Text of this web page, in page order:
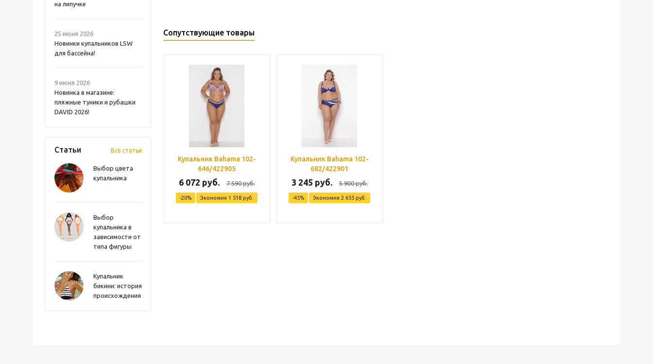
на липучке
25 июня 2026
Новинки купальников LSW
для бассейна!
9 июня 2026
Новинка в магазине:
пляжные туники и рубашки
DAVID 2026!
Статьи Все статьи
Выбор цвета
купальника
Выбор
купальника в
зависимости от
типа фигуры
Купальник
бикини: история
происхождения
Сопутствующие товары
Купальник Bahama 102-
646/422905
6 072 руб. 7 590 руб.
-20% Экономия 1 518 руб.
Купальник Bahama 102-
682/422901
3 245 руб. 5 900 руб.
-45% Экономия 2 655 руб.